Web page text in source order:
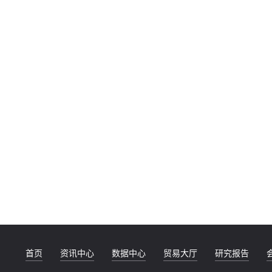
首页 资讯中心 数据中心 贸易大厅 研究报告